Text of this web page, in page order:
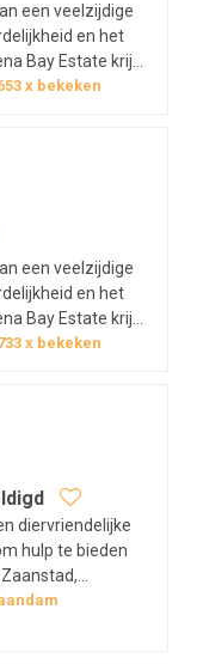
en het
Bay Estate krijg
Als Manager ben
x bekeken
en het
Bay Estate krijg
Als Manager ben
x bekeken
diervriendelijke
het welzijn van
en met een hecht